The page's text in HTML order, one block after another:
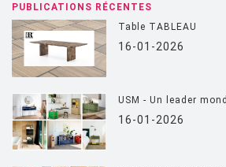
PUBLICATIONS RÉCENTES
Table TABLEAU
16-01-2026
USM - Un leader
16-01-2026